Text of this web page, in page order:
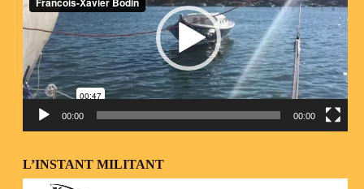
00:00 00:00
L’INSTANT MILITANT